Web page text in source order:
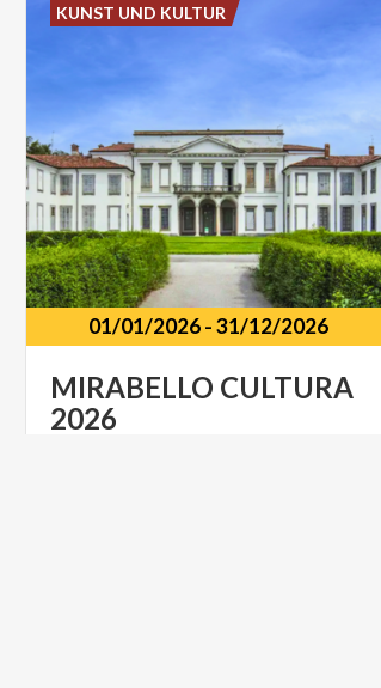
01/01/2026-31/12/2026
MIRABELLO CULTURA
2026
KUNST UND KULTUR